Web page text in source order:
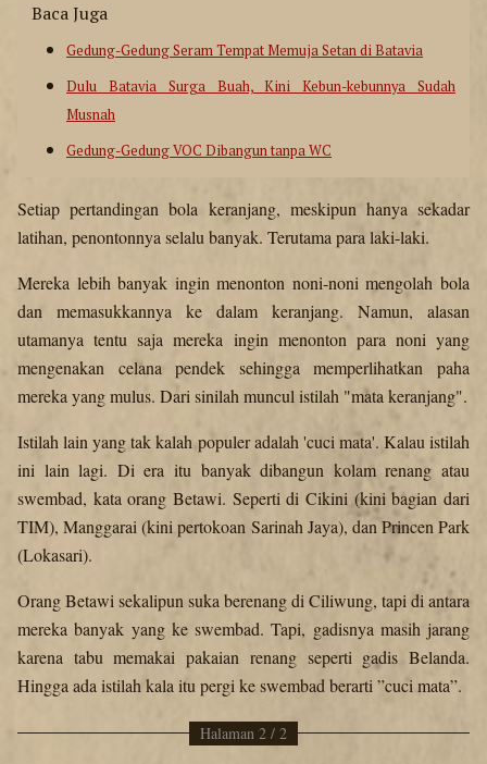
Baca Juga
Gedung-Gedung Seram Tempat Memuja Setan di Batavia
Dulu Batavia Surga Buah, Kini Kebun-kebunnya Sudah
Musnah
Gedung-Gedung VOC Dibangun tanpa WC
Setiap pertandingan bola keranjang, meskipun hanya sekadar
latihan, penontonnya selalu banyak. Terutama para laki-laki.
Mereka lebih banyak ingin menonton noni-noni mengolah bola
dan memasukkannya ke dalam keranjang. Namun, alasan
utamanya tentu saja mereka ingin menonton para noni yang
mengenakan celana pendek sehingga memperlihatkan paha
mereka yang mulus. Dari sinilah muncul istilah "mata keranjang".
Istilah lain yang tak kalah populer adalah 'cuci mata'. Kalau istilah
ini lain lagi. Di era itu banyak dibangun kolam renang atau
swembad, kata orang Betawi. Seperti di Cikini (kini bagian dari
TIM), Manggarai (kini pertokoan Sarinah Jaya), dan Princen Park
(Lokasari).
Orang Betawi sekalipun suka berenang di Ciliwung, tapi di antara
mereka banyak yang ke swembad. Tapi, gadisnya masih jarang
karena tabu memakai pakaian renang seperti gadis Belanda.
Hingga ada istilah kala itu pergi ke swembad berarti ”cuci mata”.
Halaman 2 / 2